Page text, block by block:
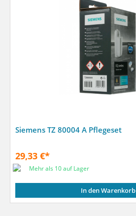
Siemens TZ 80004 A Pflegeset
29,33 €*
Mehr als 10 auf Lager
In den Warenkorb